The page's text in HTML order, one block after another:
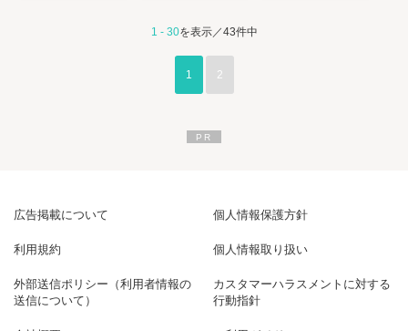
1 - 30を表示／43件中
1 2
広告掲載について 個人情報保護方針
利用規約 個人情報取り扱い
外部送信ポリシー（利用者情報の
送信について）
カスタマーハラスメントに対する
行動指針